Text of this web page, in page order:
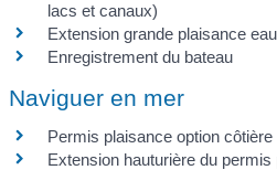
lacs et canaux)
Extension grande plaisance
Enregistrement du bateau
Naviguer en mer
Permis plaisance option côtière
Extension hauturière du